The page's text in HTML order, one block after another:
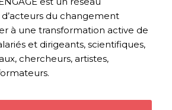
du changement
à une transformation active de
et dirigeants, scientifiques,
chercheurs, artistes,